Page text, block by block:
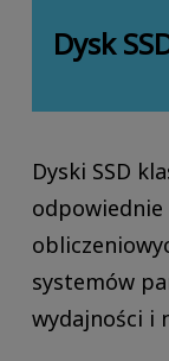
Dysk
Dyski SSD
systemów
wydajności i